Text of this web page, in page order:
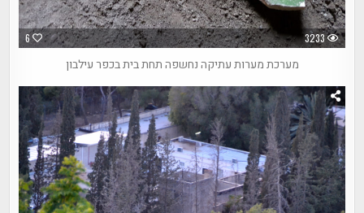
6 3233
מערכת מערות עתיקה נחשפה תחת בית בכפר עילבון